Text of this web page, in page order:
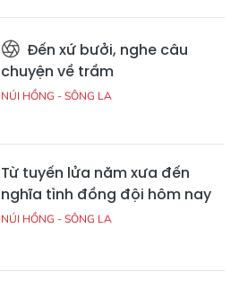
Đến xứ bưởi, nghe câu
chuyện về trầm
NÚI HỒNG - SÔNG LA
Từ tuyến lửa năm xưa đến
nghĩa tình đồng đội hôm nay
NÚI HỒNG - SÔNG LA